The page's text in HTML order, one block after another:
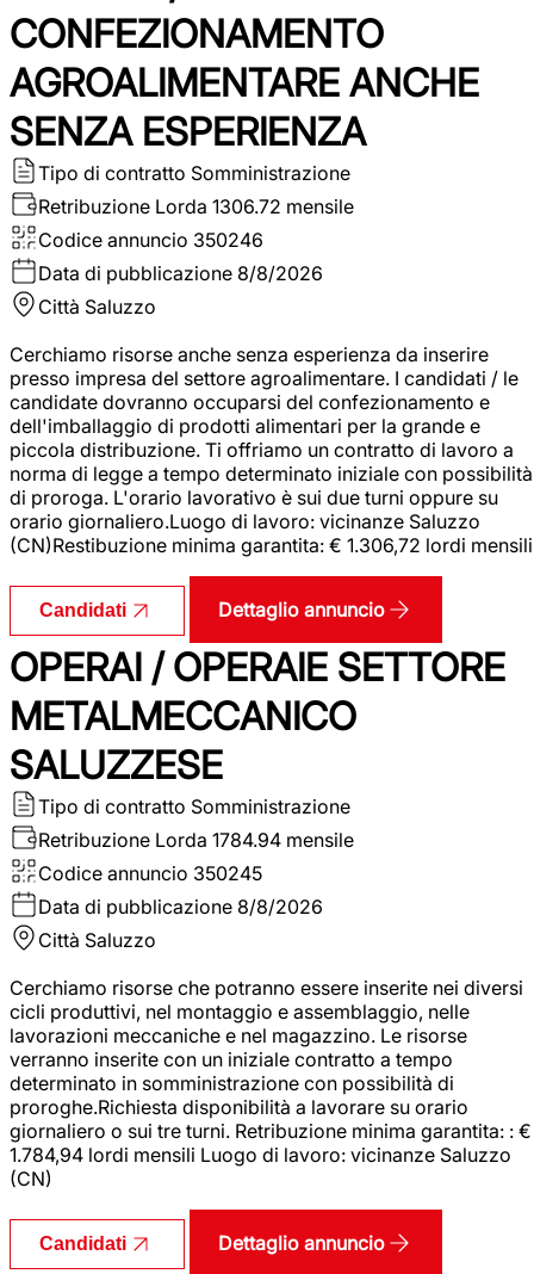
CONFEZIONAMENTO
AGROALIMENTARE ANCHE
SENZA ESPERIENZA
Tipo di contratto Somministrazione
Retribuzione Lorda 1306.72 mensile
Codice annuncio 350246
Data di pubblicazione 8/8/2026
Città Saluzzo
Cerchiamo risorse anche senza esperienza da inserire
presso impresa del settore agroalimentare. I candidati / le
candidate dovranno occuparsi del confezionamento e
dell'imballaggio di prodotti alimentari per la grande e
piccola distribuzione. Ti offriamo un contratto di lavoro a
norma di legge a tempo determinato iniziale con possibilità
di proroga. L'orario lavorativo è sui due turni oppure su
orario giornaliero.Luogo di lavoro: vicinanze Saluzzo
(CN)Restibuzione minima garantita: € 1.306,72 lordi mensili
Candidati Dettaglio annuncio
OPERAI / OPERAIE SETTORE
METALMECCANICO
SALUZZESE
Tipo di contratto Somministrazione
Retribuzione Lorda 1784.94 mensile
Codice annuncio 350245
Data di pubblicazione 8/8/2026
Città Saluzzo
Cerchiamo risorse che potranno essere inserite nei diversi
cicli produttivi, nel montaggio e assemblaggio, nelle
lavorazioni meccaniche e nel magazzino. Le risorse
verranno inserite con un iniziale contratto a tempo
determinato in somministrazione con possibilità di
proroghe.Richiesta disponibilità a lavorare su orario
giornaliero o sui tre turni. Retribuzione minima garantita: : €
1.784,94 lordi mensili Luogo di lavoro: vicinanze Saluzzo
(CN)
Candidati Dettaglio annuncio